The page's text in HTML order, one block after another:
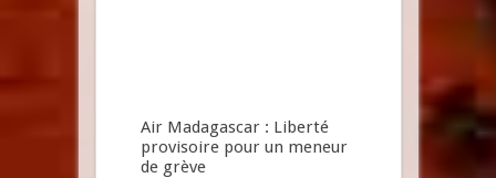
Air Madagascar : Liberté
provisoire pour un meneur
de grève